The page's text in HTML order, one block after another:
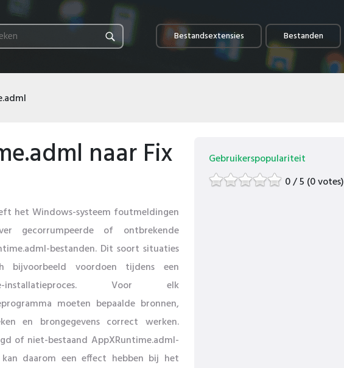
Bestandsextensies Bestanden
naar Fix
het Windows-systeem foutmeldingen
gecorrumpeerde of ontbrekende
bestanden. Dit soort situaties
bijvoorbeeld voordoen tijdens een
installatieproces. Voor elk
moeten bepaalde bronnen,
en brongegevens correct werken.
of niet-bestaand AppXRuntime.adml-
daarom een ​​effect hebben bij het
Gebruikerspopulariteit
0 / 5 (0 votes)